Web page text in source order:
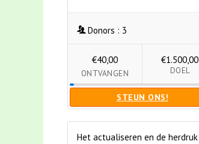
Donors : 3
€40,00
ONTVANGEN
€1.500,00
DOEL
STEUN ONS!
Het actualiseren en de herdruk